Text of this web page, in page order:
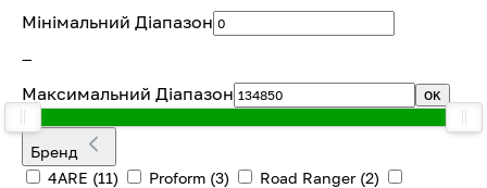
Мінімальний Діапазон
—
Максимальний Діапазон OK
Бренд
4ARE (11) Proform (3) Road Ranger (2)